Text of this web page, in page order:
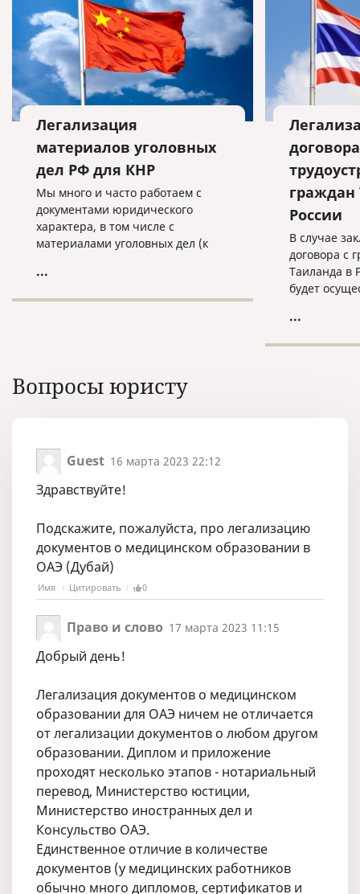
Легализация
материалов уголовных
дел РФ для КНР
Мы много и часто работаем с
документами юридического
характера, в том числе с
материалами уголовных дел (к
граждан России, обвиняемых в
...
граждан
России
В случае
договора с
Таиланда в
будет
...
Вопросы юристу
Guest 16 марта 2023 22:12
Здравствуйте!
Подскажите, пожалуйста, про легализацию
документов о медицинском образовании в
ОАЭ (Дубай)
Имя Цитировать 0
Право и слово 17 марта 2023 11:15
Добрый день!
Легализация документов о медицинском
образовании для ОАЭ ничем не отличается
от легализации документов о любом другом
образовании. Диплом и приложение
проходят несколько этапов - нотариальный
перевод, Министерство юстиции,
Министерство иностранных дел и
Консульство ОАЭ.
Единственное отличие в количестве
документов (у медицинских работников
обычно много дипломов, сертификатов и